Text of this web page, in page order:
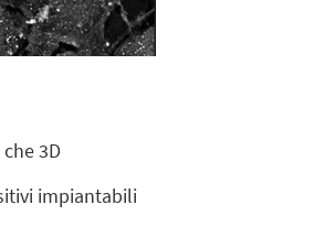
3D
impiantabili